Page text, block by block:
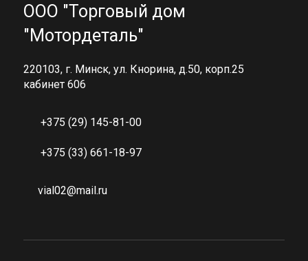
ООО "Торговый дом
"Мотордеталь"
220103, г. Минск, ул. Кнорина, д.50, корп.25
кабинет 606
+375 (29) 145-81-00
+375 (33) 661-18-97
vial02@mail.ru